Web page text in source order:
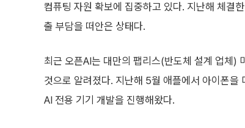
컴퓨팅 자원 확보에 집중하고 있다. 지난해 체결
출 부담을 떠안은 상태다.
최근 오픈AI는 대만의 팹리스(반도체 설계 업체)
것으로 알려졌다. 지난해 5월 애플에서 아이폰을
AI 전용 기기 개발을 진행해왔다.